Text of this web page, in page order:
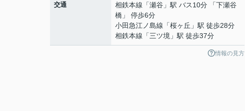
交通 相鉄本線 「瀬谷 」駅 バス10分 「下瀬谷
橋」 停歩6分
小田急江ノ島線 「桜ヶ丘 」駅 徒歩28分
相鉄本線 「三ツ境 」駅 徒歩37分
情報の見方